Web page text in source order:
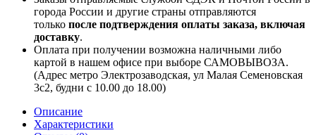
города России и другие страны отправляются
только после подтверждения оплаты заказа, включая
доставку.
Оплата при получении возможна наличными либо
картой в нашем офисе при выборе САМОВЫВОЗА.
(Адрес метро Электрозаводская, ул Малая Семеновская
3с2, будни с 10.00 до 18.00)
Описание
Характеристики